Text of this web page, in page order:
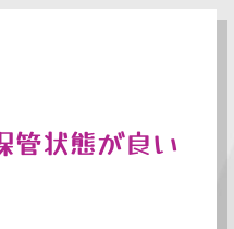
管状態が良い